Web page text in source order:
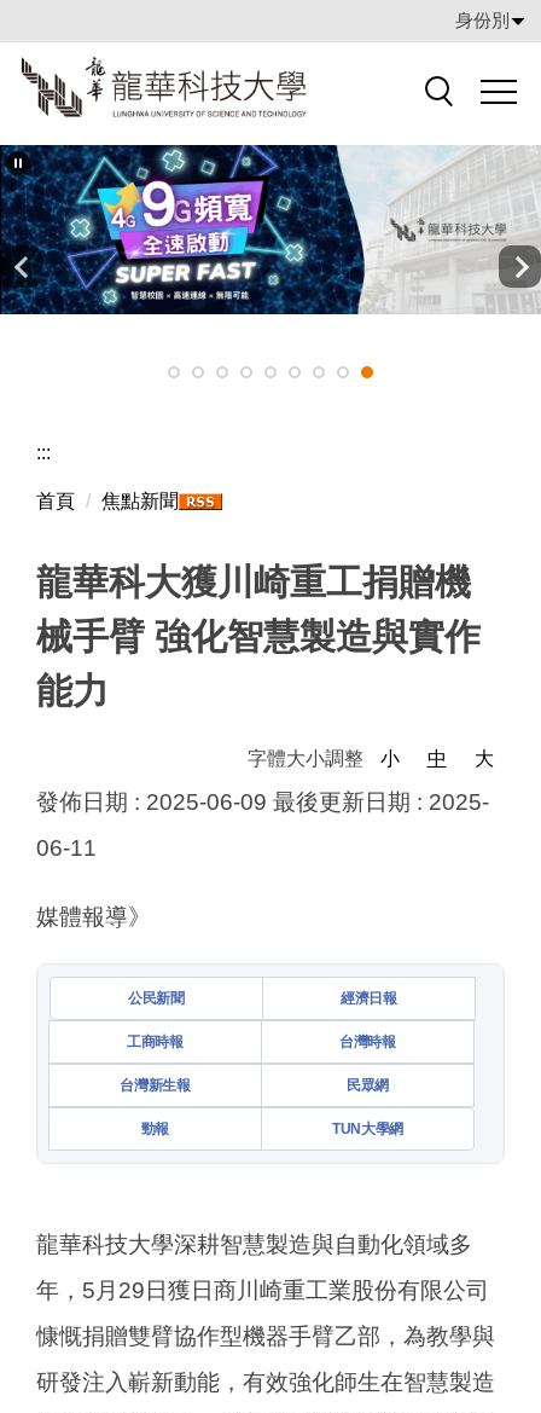
到
主
容
區
身份別
:::
首頁 焦點新聞
龍華科大獲川崎重工捐贈機
械手臂 強化智慧製造與實作
能力
字體大小調整 小 中 大
發佈日期 : 2025-06-09 最後更新日期 : 2025-
06-11
媒體報導》
公民新聞 經濟日報
工商時報 台灣時報
台灣新生報 民眾網
勁報 TUN大學網
龍華科技大學深耕智慧製造與自動化領域多
年，5月29日獲日商川崎重工業股份有限公司
慷慨捐贈雙臂協作型機器手臂乙部，為教學與
研發注入嶄新動能，有效強化師生在智慧製造